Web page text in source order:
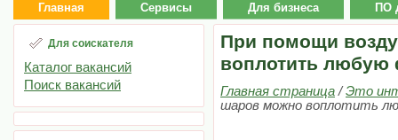
Главная Сервисы Для бизнеса ПО
Для соискателя
Каталог вакансий
Поиск вакансий
При помощи
воплотить любую
Главная страница/Это
шаров можно воплотить